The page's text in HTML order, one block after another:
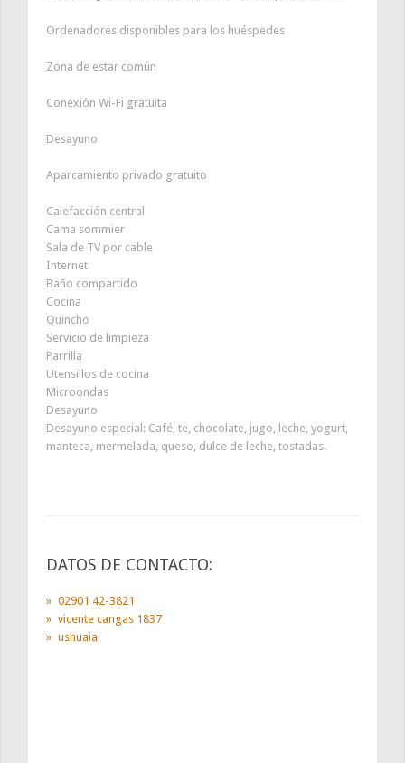
Ordenadores disponibles para los huéspedes
Zona de estar común
Conexión Wi-Fi gratuita
Desayuno
Aparcamiento privado gratuito
Calefacción central
Cama sommier
Sala de TV por cable
Internet
Baño compartido
Cocina
Quincho
Servicio de limpieza
Parrilla
Utensillos de cocina
Microondas
Desayuno
Desayuno especial: Café, te, chocolate, jugo, leche, yogurt,
manteca, mermelada, queso, dulce de leche, tostadas.
DATOS DE CONTACTO:
02901 42-3821
vicente cangas 1837
ushuaia